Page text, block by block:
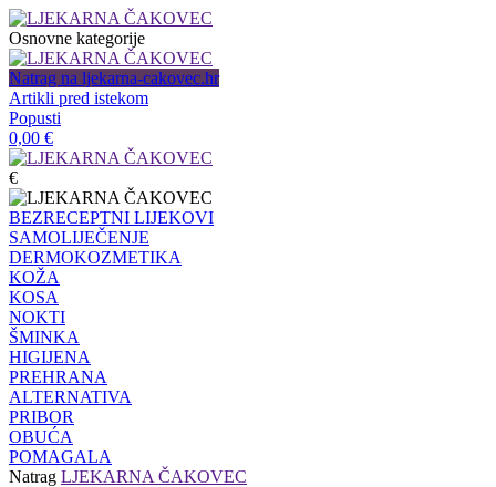
Osnovne kategorije
Natrag na ljekarna-cakovec.hr
Artikli pred istekom
Popusti
0,00 €
€
BEZRECEPTNI LIJEKOVI
SAMOLIJEČENJE
DERMOKOZMETIKA
KOŽA
KOSA
NOKTI
ŠMINKA
HIGIJENA
PREHRANA
ALTERNATIVA
PRIBOR
OBUĆA
POMAGALA
Natrag LJEKARNA ČAKOVEC